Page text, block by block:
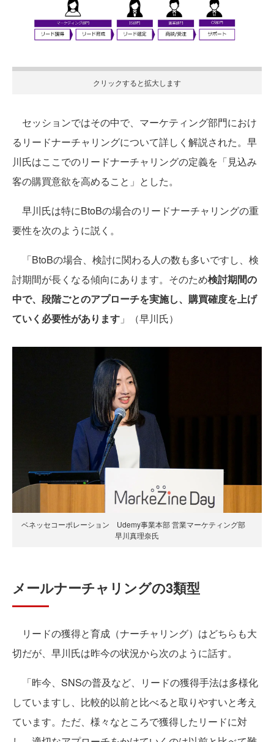
クリックすると拡大します
セッションではその中で、マーケティング部門におけ
るリードナーチャリングについて詳しく解説された。早
川氏はここでのリードナーチャリングの定義を「見込み
客の購買意欲を高めること」とした。
早川氏は特にBtoBの場合のリードナーチャリングの重
要性を次のように説く。
「BtoBの場合、検討に関わる人の数も多いですし、検
討期間が長くなる傾向にあります。そのため検討期間の
中で、段階ごとのアプローチを実施し、購買確度を上げ
ていく必要性があります 」（早川氏）
ベネッセコーポレーション Udemy事業本部 営業マーケティング部
早川真理奈氏
メールナーチャリングの3類型
リードの獲得と育成（ナーチャリング）はどちらも大
切だが、早川氏は昨今の状況から次のように話す。
「昨今、SNSの普及など、リードの獲得手法は多様化
していますし、比較的以前と比べると取りやすいと考え
ています。ただ、様々なところで獲得したリードに対